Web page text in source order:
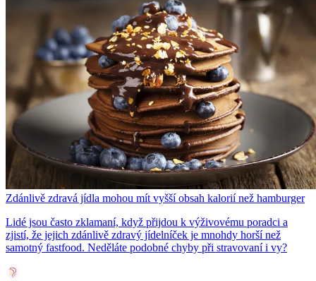
Zdánlivě zdravá jídla mohou mít vyšší obsah kalorií než hamburger
Lidé jsou často zklamaní, když přijdou k výživovému poradci a
zjistí, že jejich zdánlivě zdravý jídelníček je mnohdy horší než
samotný fastfood. Neděláte podobné chyby při stravovaní i vy?